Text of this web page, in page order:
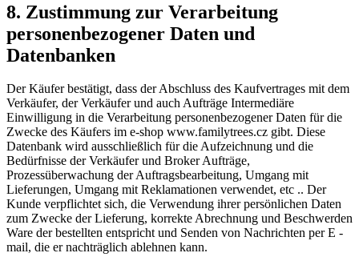
8. Zustimmung zur Verarbeitung
personenbezogener Daten und
Datenbanken
Der Käufer bestätigt, dass der Abschluss des Kaufvertrages mit dem
Verkäufer, der Verkäufer und auch Aufträge Intermediäre
Einwilligung in die Verarbeitung personenbezogener Daten für die
Zwecke des Käufers im e-shop www.familytrees.cz gibt. Diese
Datenbank wird ausschließlich für die Aufzeichnung und die
Bedürfnisse der Verkäufer und Broker Aufträge,
Prozessüberwachung der Auftragsbearbeitung, Umgang mit
Lieferungen, Umgang mit Reklamationen verwendet, etc .. Der
Kunde verpflichtet sich, die Verwendung ihrer persönlichen Daten
zum Zwecke der Lieferung, korrekte Abrechnung und Beschwerden
Ware der bestellten entspricht und Senden von Nachrichten per E -
mail, die er nachträglich ablehnen kann.